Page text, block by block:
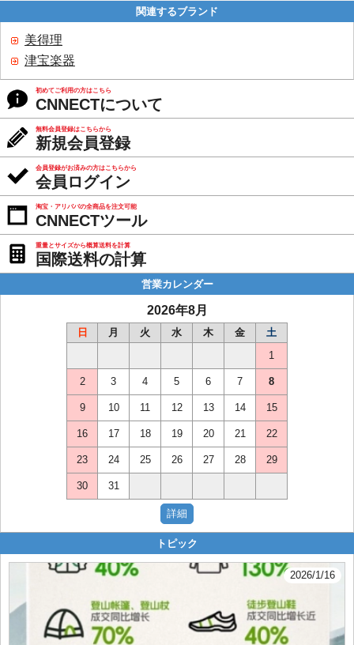
関連するブランド
美得理
津宝楽器
初めてご利用の方はこちら
CNNECTについて
無料会員登録はこちらから
新規会員登録
会員登録がお済みの方はこちらから
会員ログイン
淘宝・アリババの全商品を注文可能
CNNECTツール
重量とサイズから概算送料を計算
国際送料の計算
営業カレンダー
2026年8月
日 月 火 水 木 金
土
1
2 3 4 5 6 7 8
9 10 11 12 13 14 15
16 17 18 19 20 21 22
23 24 25 26 27 28 29
30 31
トピック
2026/1/16